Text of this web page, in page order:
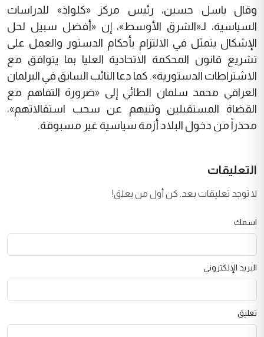
وقال باسل حسين، رئيس مركز «كلواذ» للدراسات
السياسية، لـ«الشرق الأوسط»، إن «أفضل سبيل لحل
الإشكال يتمثل في الالتزام بأحكام الدستور والعمل على
تشريع قانون المحكمة الاتحادية العليا بما يتوافق مع
الاشتراطات الدستورية». كما دعا النائب السابق في البرلمان
العراقي محمد سلمان الطائي إلى «ضرورة التفاهم مع
القضاة المستقيلين وثنيهم عن سحب استقالاتهم»،
محذراً من دخول البلاد أزمة سياسية غير مسبوقة.
التعليقات
لا توجد تعليقات بعد. كن أول من يعلق!
اسمك
البريد الإلكتروني
تعليق